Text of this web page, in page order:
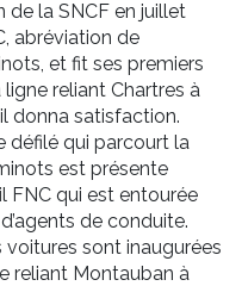
de la SNCF en juillet
abréviation de
et fit ses premiers
reliant Chartres à
donna satisfaction.
défilé qui parcourt la
est présente
FNC qui est entourée
de conduite.
voitures sont inaugurées
reliant Montauban à